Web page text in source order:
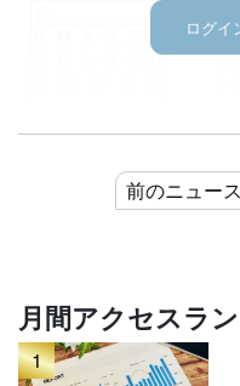
ログイ
前のニュース
月間アクセスラ
1